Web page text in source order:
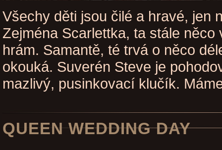
Všechy děti jsou čilé a hravé, jen
Zejména Scarlettka, ta stále
hrám. Samantě, té trvá o něco
okouká. Suverén Steve je
mazlivý, pusinkovací klučík.
QUEEN WEDDING DAY